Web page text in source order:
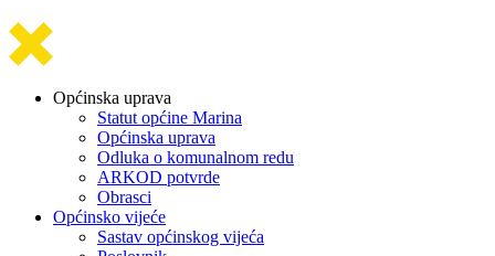
Općinska uprava
Statut općine Marina
Općinska uprava
Odluka o komunalnom redu
ARKOD potvrde
Obrasci
Općinsko vijeće
Sastav općinskog vijeća